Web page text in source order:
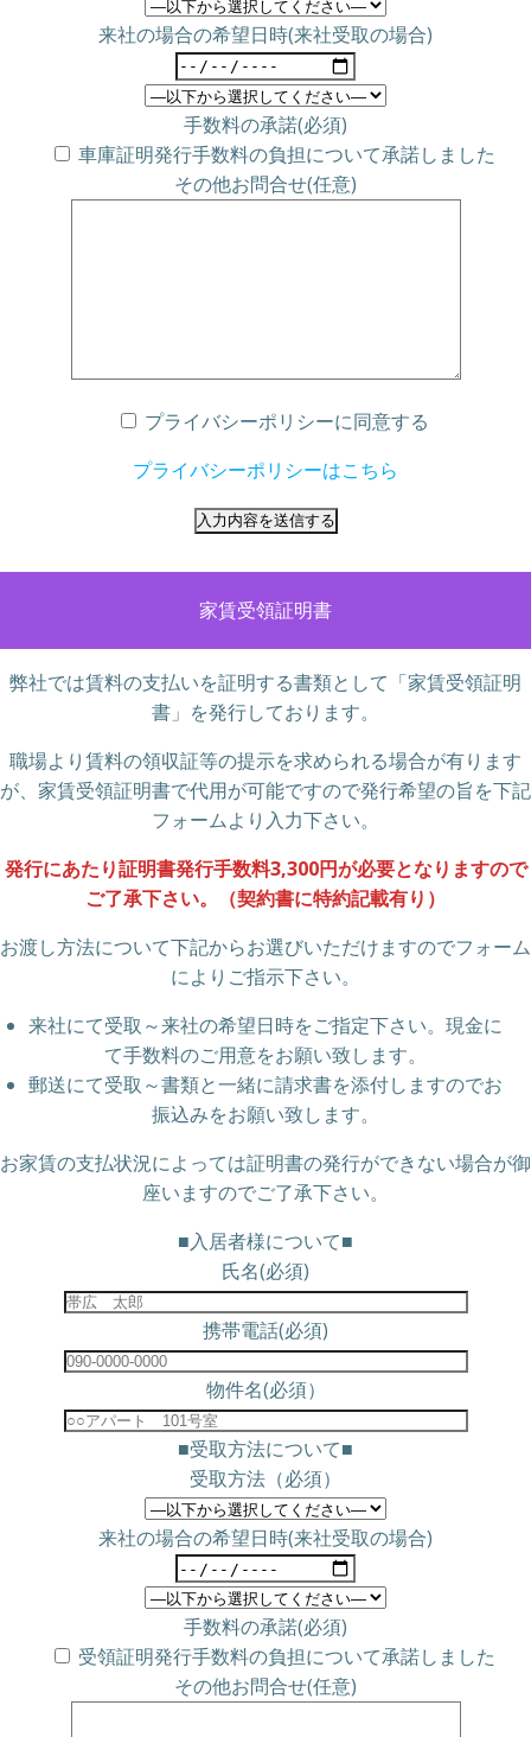
来社の場合の希望日時(来社受取の場合)
手数料の承諾(必須)
車庫証明発行手数料の負担について承諾しました
その他お問合せ(任意)
プライバシーポリシーに同意する
プライバシーポリシーはこちら
家賃受領証明書
弊社では賃料の支払いを証明する書類として「家賃受領証明
書」を発行しております。
職場より賃料の領収証等の提示を求められる場合が有ります
が、家賃受領証明書で代用が可能ですので発行希望の旨を下記
フォームより入力下さい。
発行にあたり証明書発行手数料3,300円が必要となりますので
ご了承下さい。（契約書に特約記載有り）
お渡し方法について下記からお選びいただけますのでフォーム
によりご指示下さい。
来社にて受取～来社の希望日時をご指定下さい。現金に
て手数料のご用意をお願い致します。
郵送にて受取～書類と一緒に請求書を添付しますのでお
振込みをお願い致します。
お家賃の支払状況によっては証明書の発行ができない場合が御
座いますのでご了承下さい。
■入居者様について■
氏名(必須)
携帯電話(必須)
物件名(必須）
■受取方法について■
受取方法（必須）
来社の場合の希望日時(来社受取の場合)
手数料の承諾(必須)
受領証明発行手数料の負担について承諾しました
その他お問合せ(任意)